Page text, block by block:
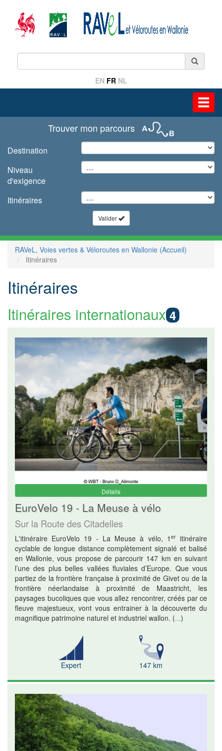
EN FR NL
Trouver mon parcours
Destination
Niveau
d'exigence
Itinéraires
Valider
RAVeL, Voies vertes & Véloroutes en Wallonie (Accueil)
Itinéraires
Itinéraires
Itinéraires internationaux 4
Détails
EuroVelo 19 - La Meuse à vélo
Sur la Route des Citadelles
L'itinéraire EuroVelo 19 - La Meuse à vélo, 1 eritinéraire
cyclable de longue distance complètement signalé et balisé
en Wallonie, vous propose de parcourir 147 km en suivant
l’une des plus belles vallées fluviales d’Europe. Que vous
partiez de la frontière française à proximité de Givet ou de la
frontière néerlandaise à proximité de Maastricht, les
paysages bucoliques que vous allez rencontrer, créés par ce
fleuve majestueux, vont vous entrainer à la découverte du
magnifique patrimoine naturel et industriel wallon. (...)
Expert 147 km